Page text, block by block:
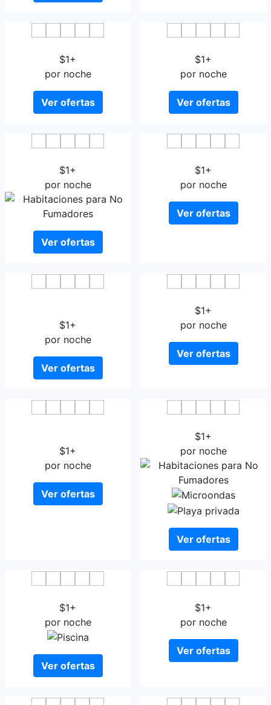
$1+
por noche
Ver ofertas
$1+
por noche
Ver ofertas
$1+
por noche
Ver ofertas
$1+
por noche
Ver ofertas
$1+
por noche
Ver ofertas
$1+
por noche
Ver ofertas
$1+
por noche
Ver ofertas
$1+
por noche
Ver ofertas
$1+
por noche
Ver ofertas
$1+
por noche
Ver ofertas